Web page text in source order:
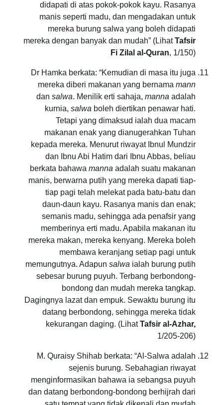
didapati di atas pokok-pokok kayu. Rasanya
manis seperti madu, dan mengadakan untuk
mereka burung salwa yang boleh didapati
mereka dengan banyak dan mudah” (LihatTafsir
Fi Zilal al-Quran, 1/150)
Dr Hamka berkata: “Kemudian di masa itu juga
mereka diberi makanan yang bernama mann
dan salwa. Menilik erti sahaja, manna adalah
kurnia, salwa boleh diertikan penawar hati.
Tetapi yang dimaksud ialah dua macam
makanan enak yang dianugerahkan Tuhan
kepada mereka. Menurut riwayat Ibnul Mundzir
dan Ibnu Abi Hatim dari Ibnu Abbas, beliau
berkata bahawa manna adalah suatu makanan
manis, berwarna putih yang mereka dapati tiap-
tiap pagi telah melekat pada batu-batu dan
daun-daun kayu. Rasanya manis dan enak;
semanis madu, sehingga ada penafsir yang
memberinya erti madu. Apabila makanan itu
mereka makan, mereka kenyang. Mereka boleh
membawa keranjang setiap pagi untuk
memungutnya. Adapun salwa ialah burung putih
sebesar burung puyuh. Terbang berbondong-
bondong dan mudah mereka tangkap.
Dagingnya lazat dan empuk. Sewaktu burung itu
datang berbondong, sehingga mereka tidak
kekurangan daging. (LihatTafsir al-Azhar,
1/205-206)
M. Quraisy Shihab berkata: “Al-Salwa adalah
sejenis burung. Sebahagian riwayat
menginformasikan bahawa ia sebangsa puyuh
dan datang berbondong-bondong berhijrah dari